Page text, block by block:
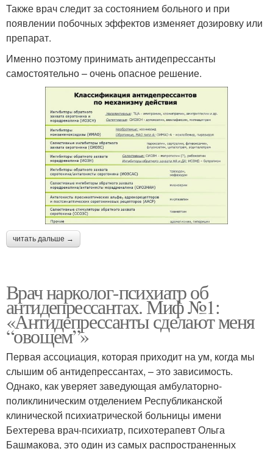
Также врач следит за состоянием больного и при
появлении побочных эффектов изменяет дозировку или
препарат.
Именно поэтому принимать антидепрессанты
самостоятельно – очень опасное решение.
читать дальше →
Врач нарколог-психиатр об
антидепрессантах. Миф №1:
«Антидепрессанты сделают меня
“овощем”»
Первая ассоциация, которая приходит на ум, когда мы
слышим об антидепрессантах, – это зависимость.
Однако, как уверяет заведующая амбулаторно-
поликлиническим отделением Республиканской
клинической психиатрической больницы имени
Бехтерева врач-психиатр, психотерапевт Ольга
Башмакова, это один из самых распространенных